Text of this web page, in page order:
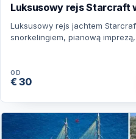
Luksusowy rejs Starcraft
Luksusowy rejs jachtem
snorkelingiem, pianową
OD
€ 30